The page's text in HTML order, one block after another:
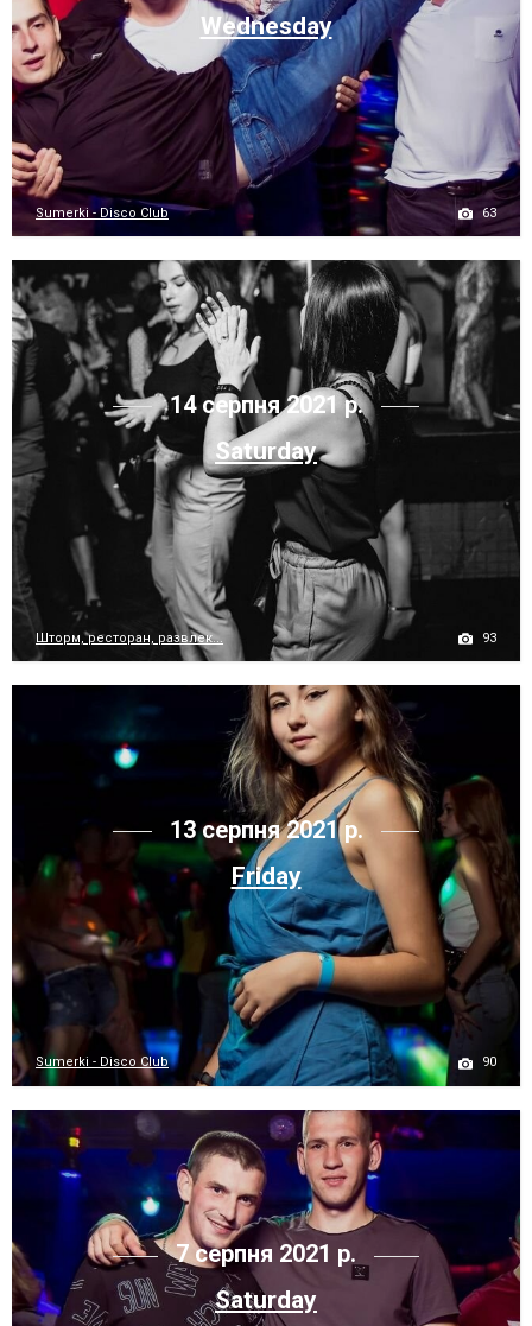
Wednesday
Sumerki - Disco Club 63
14 серпня 2021 р.
Saturday
Шторм, ресторан, развлек... 93
13 серпня 2021 р.
Friday
Sumerki - Disco Club 90
7 серпня 2021 р.
Saturday